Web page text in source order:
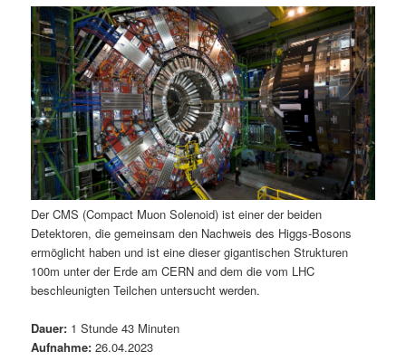
ä
r
e
n
I
n
h
l
n
d
ä
r
e
n
I
h
n
a
v
i
g
a
t
i
o
n
Der CMS (Compact Muon Solenoid) ist einer der beiden
Detektoren, die gemeinsam den Nachweis des Higgs-Bosons
ermöglicht haben und ist eine dieser gigantischen Strukturen
100m unter der Erde am CERN and dem die vom LHC
beschleunigten Teilchen untersucht werden.
Dauer: 1 Stunde 43 Minuten
Aufnahme: 26.04.2023